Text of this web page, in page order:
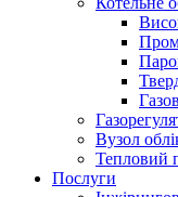
Вузол
Тепловий
Послуги